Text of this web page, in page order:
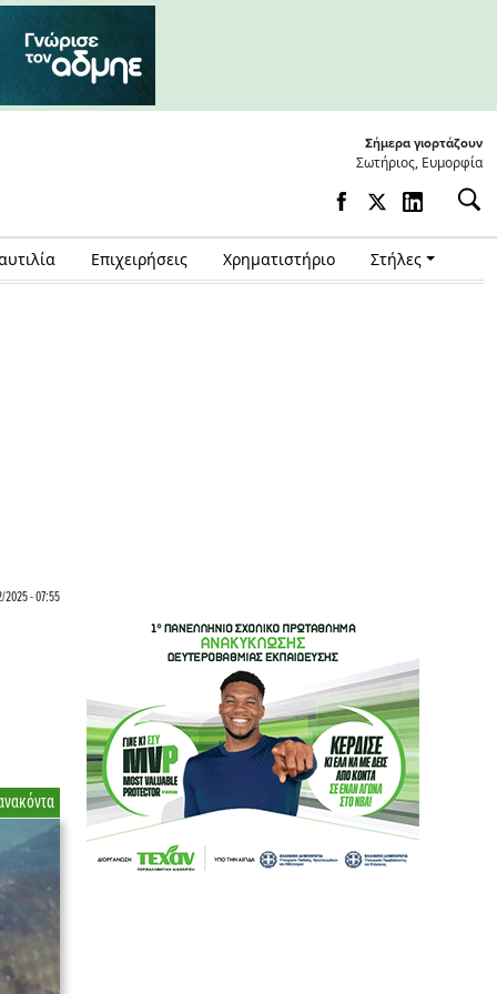
Σήμερα γιορτάζουν
Σωτήριος, Ευμορφία
Επιχειρήσεις Χρηματιστήριο Στήλες
2025 - 07:55